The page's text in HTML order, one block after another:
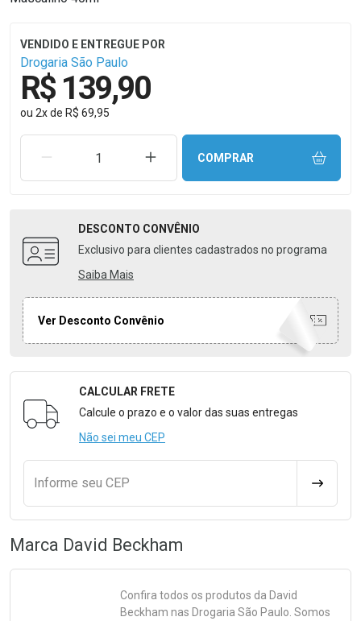
Drogaria São Paulo
R$ 139,90
ou 2xde R$ 69,95
REMOVER UMA UNIDADEAUMENTAR UMA UNIDADE
COMPRAR
DESCONTO CONVÊNIO
Exclusivo para clientes cadastrados no programa
Saiba Mais
Ver Desconto Convênio
Formulário para Calcular o Frete
CALCULAR FRETE
Calcule o prazo e o valor das suas entregas
Não sei meu CEP
Informe seu CEP
Marca David Beckham
Confira todos os produtos da David
Beckham nas Drogaria São Paulo. Somos